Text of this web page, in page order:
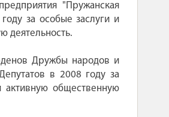
"Пружанская
за особые заслуги и
деятельность.
Дружбы народов и
в 2008 году за
активную общественную